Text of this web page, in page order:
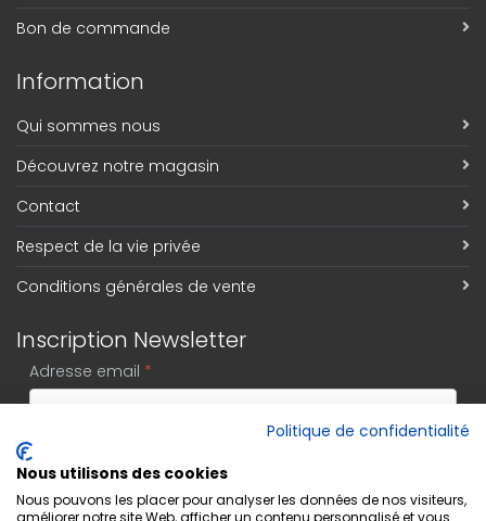
Bon de commande
Information
Qui sommes nous
Découvrez notre magasin
Contact
Respect de la vie privée
Conditions générales de vente
Inscription Newsletter
Adresse email *
S'abonner
Politique de confidentialité
Nous utilisons des cookies
Nous pouvons les placer pour analyser les données de nos visiteurs,
améliorer notre site Web, afficher un contenu personnalisé et vous